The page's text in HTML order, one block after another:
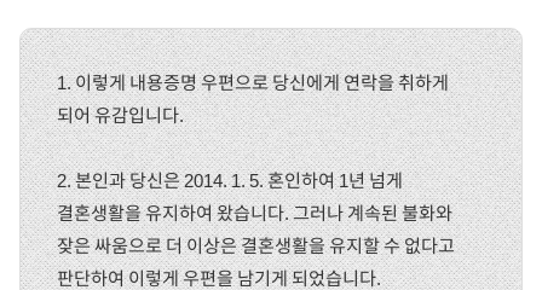
1. 이렇게 내용증명 우편으로 당신에게 연락을 취하게
되어 유감입니다.
2. 본인과 당신은 2014. 1. 5. 혼인하여 1년 넘게
결혼생활을 유지하여 왔습니다. 그러나 계속된 불화와
잦은 싸움으로 더 이상은 결혼생활을 유지할 수 없다고
판단하여 이렇게 우편을 남기게 되었습니다.